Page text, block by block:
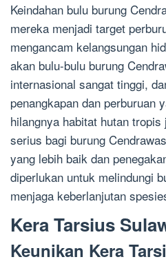
Keindahan bulu burung
mereka menjadi target
mengancam kelangsungan
akan bulu-bulu burung
internasional sangat tinggi,
penangkapan dan perburuan
hilangnya habitat hutan
serius bagi burung
yang lebih baik dan
diperlukan untuk melindungi
menjaga keberlanjutan
Kera Tarsius
Keunikan Kera